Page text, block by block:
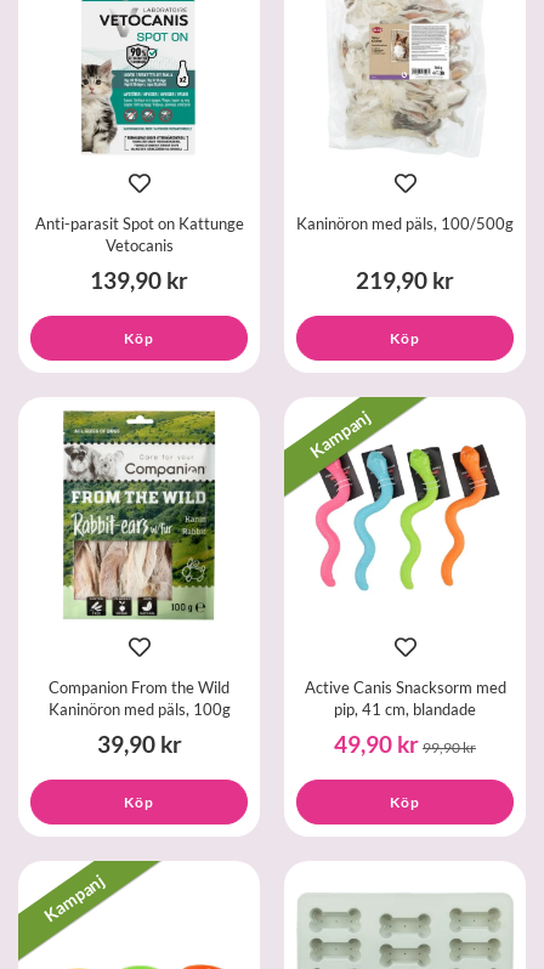
Anti-parasit Spot on Kattunge
Vetocanis
139,90 kr
Köp
Kaninöron med päls, 100/500g
219,90 kr
Köp
Companion From the Wild
Kaninöron med päls, 100g
39,90 kr
Köp
Kampanj
Active Canis Snacksorm med
pip, 41 cm, blandade
49,90 kr 99,90 kr
Köp
Kampanj